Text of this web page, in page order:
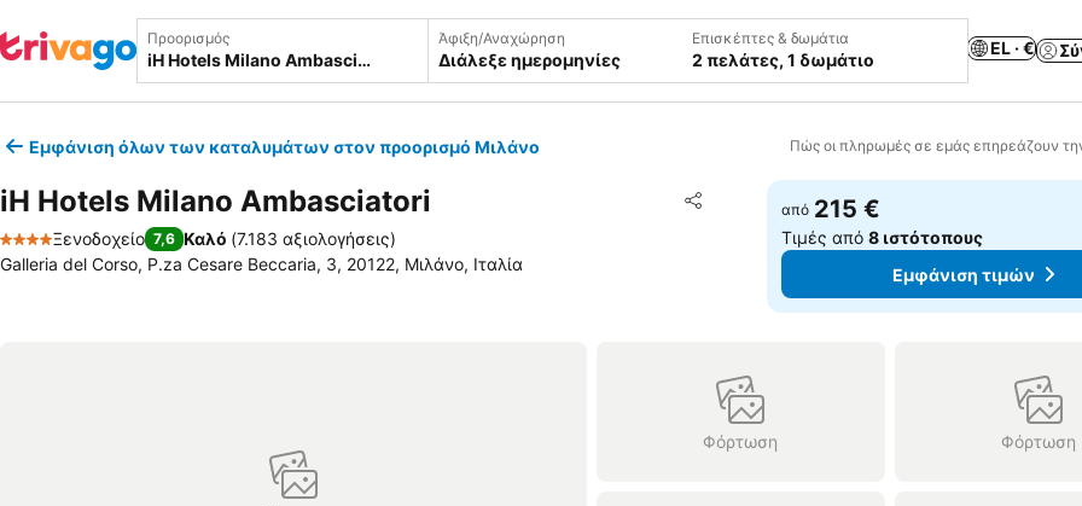
Προορισμός Άφιξη/Αναχώρηση
Διάλεξε ημερομηνίες
Επισκέπτες & δωμάτια
2 πελάτες, 1 δωμάτιο
EL · €
Εμφάνιση όλων των καταλυμάτων στον προορισμό Μιλάνο Πώς οι πληρωμές σε εμάς επηρεάζουν
iH Hotels Milano Ambasciatori Κοινοποίηση
Προσθήκη στα αγαπημένα
4 Αστέρια
Ξενοδοχείο 7,6 Καλό (7.183 αξιολογήσεις)
Galleria del Corso, P.za Cesare Beccaria, 3, 20122, Μιλάνο, Ιταλία
από 215 €
Τιμές από8 ιστότοπους
Εμφάνιση τιμών
Φόρτωση Φόρτωση